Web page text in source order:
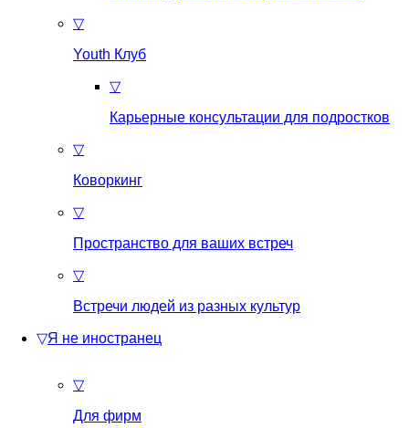
▽
Youth Клуб
▽
Карьерные консультации для подростков
▽
Коворкинг
▽
Пространство для ваших встреч
▽
Встречи людей из разных культур
▽Я не иностранец
▽
Для фирм